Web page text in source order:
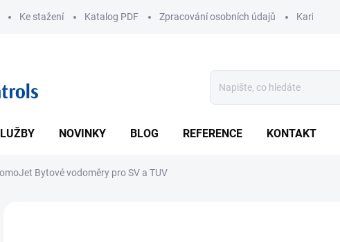
Ke stažení Katalog PDF Zpracování osobních údajů Kariéra
NOVINKY BLOG REFERENCE KONTAKT
Bytové vodoměry pro SV a TUV